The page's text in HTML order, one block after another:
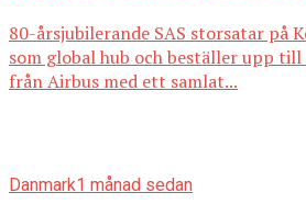
80-årsjubilerande SAS storsatar på
som global hub och beställer upp
från Airbus med ett samlat...
Danmark1 månad sedan